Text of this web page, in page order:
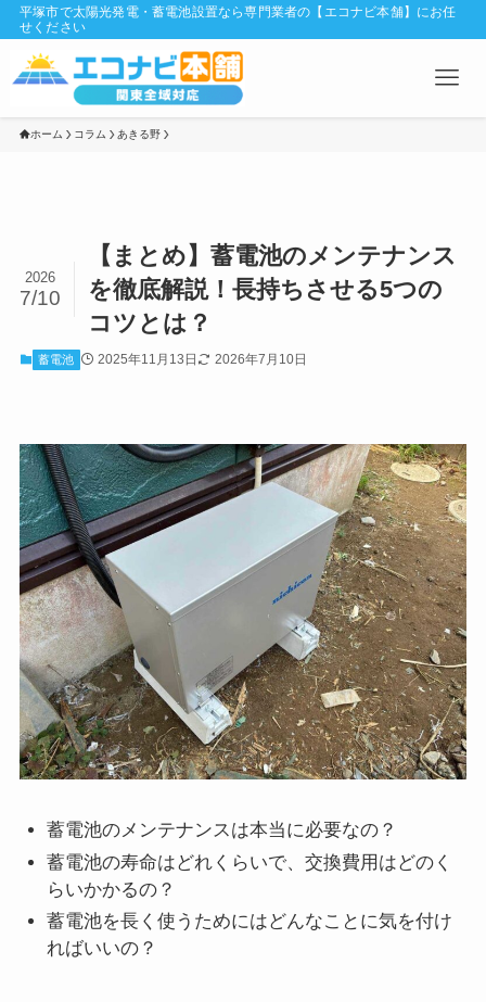
平塚市で太陽光発電・蓄電池設置なら専門業者の【エコナビ本舗】にお任
せください
ホーム コラム あきる野
【まとめ】蓄電池のメンテナンス
を徹底解説！長持ちさせる5つの
コツとは？
2026
7/10
蓄電池 2025年11月13日 2026年7月10日
蓄電池のメンテナンスは本当に必要なの？
蓄電池の寿命はどれくらいで、交換費用はどのく
らいかかるの？
蓄電池を長く使うためにはどんなことに気を付け
ればいいの？